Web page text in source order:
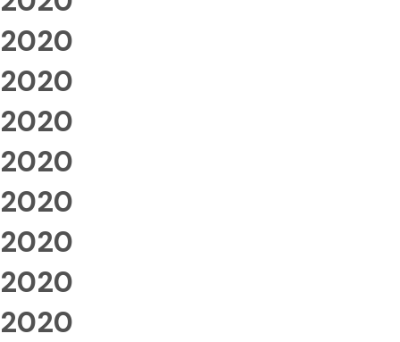
2020
2020
2020
2020
2020
2020
2020
2020